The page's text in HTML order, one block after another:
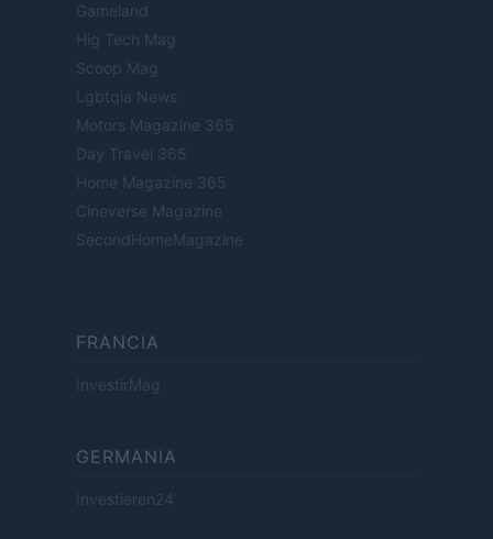
Gameland
Hig Tech Mag
Scoop Mag
Lgbtqia News
Motors Magazine 365
Day Travel 365
Home Magazine 365
Cineverse Magazine
SecondHomeMagazine
FRANCIA
InvestirMag
GERMANIA
Investieren24